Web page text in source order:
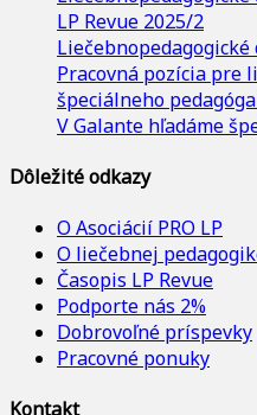
LP Revue 2025/2
Liečebnopedagogické
Pracovná pozícia pre
špeciálneho
V Galante hľadáme
Dôležité odkazy
O Asociácií PRO LP
O liečebnej
Časopis LP Revue
Podporte nás 2%
Dobrovoľné príspevky
Pracovné ponuky
Kontakt